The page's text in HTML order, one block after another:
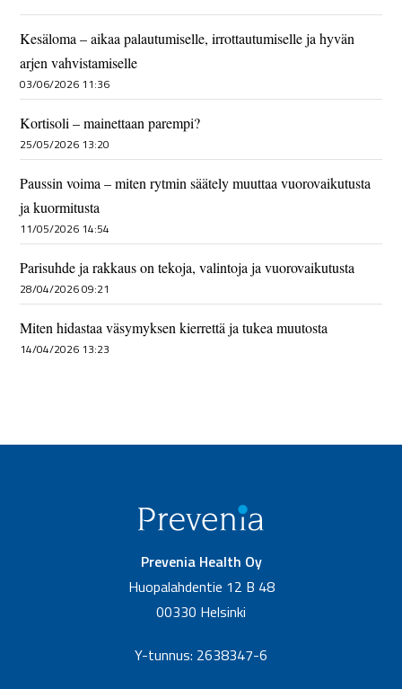
Kesäloma – aikaa palautumiselle, irrottautumiselle ja hyvän
arjen vahvistamiselle
03/06/2026 11:36
Kortisoli – mainettaan parempi?
25/05/2026 13:20
Paussin voima – miten rytmin säätely muuttaa vuorovaikutusta
ja kuormitusta
11/05/2026 14:54
Parisuhde ja rakkaus on tekoja, valintoja ja vuorovaikutusta
28/04/2026 09:21
Miten hidastaa väsymyksen kierrettä ja tukea muutosta
14/04/2026 13:23
Prevenia Health Oy
Huopalahdentie 12 B 48
00330 Helsinki
Y-tunnus: 2638347-6